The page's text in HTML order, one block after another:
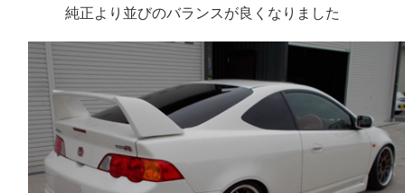
純正より並びのバランスが良くなりました